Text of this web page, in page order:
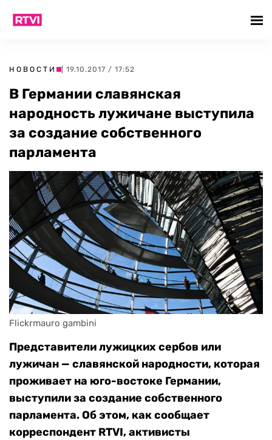
НОВОСТИ | 19.10.2017 / 17:52
В Германии славянская
народность лужичане выступила
за создание собственного
парламента
Flickrmauro gambini
Представители лужицких сербов или
лужичан — славянской народности, которая
проживает на юго-востоке Германии,
выступили за создание собственного
парламента. Об этом, как сообщает
корреспондент RTVI, активисты